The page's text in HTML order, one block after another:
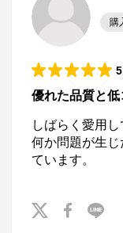
購
優れた品質と低
しばらく愛用
何か問題が生
ています。